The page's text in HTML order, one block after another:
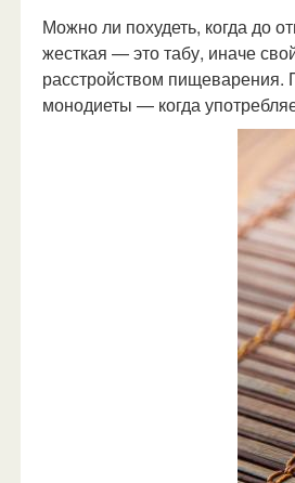
Можно ли похудеть, когда до
жесткая — это табу, иначе
расстройством
монодиеты — когда